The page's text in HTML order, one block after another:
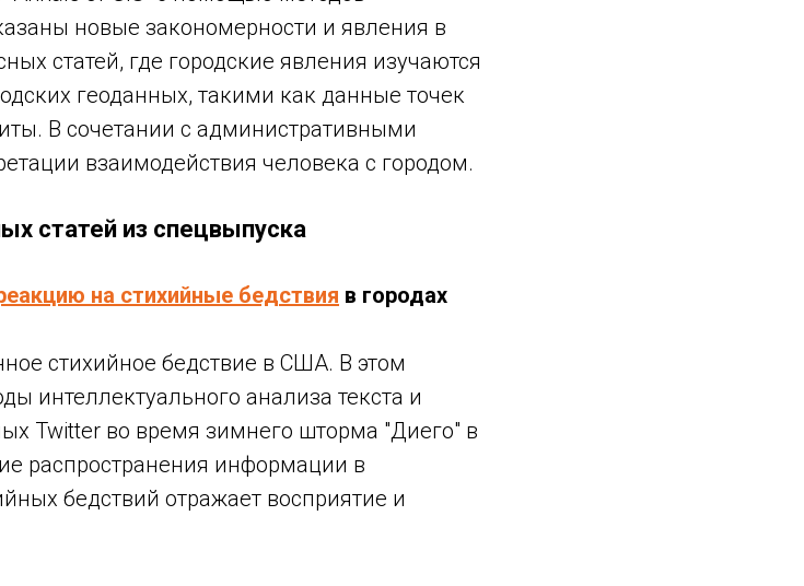
новые закономерности и явления в
статей, где городские явления изучаются
геоданных, такими как данные точек
В сочетании с административными
взаимодействия человека с городом.
статей из спецвыпуска
на стихийные бедствия в городах
стихийное бедствие в США. В этом
интеллектуального анализа текста и
Twitter во время зимнего шторма "Диего" в
распространения информации в
бедствий отражает восприятие и